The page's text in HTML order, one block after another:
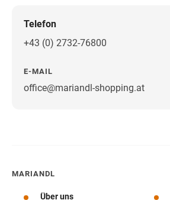
Telefon
+43 (0) 2732-76800
E-MAIL
office@mariandl-shopping.at
Wegbeschreibung
MARIANDL
Über uns